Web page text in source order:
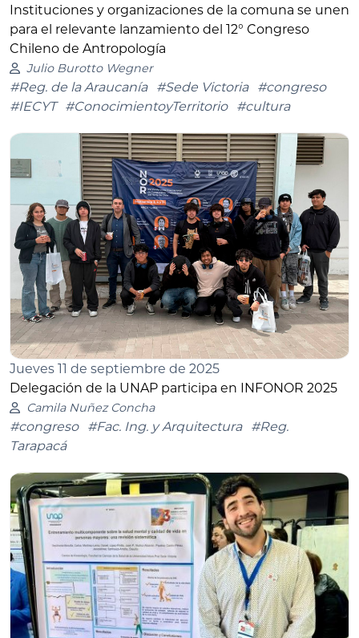
Instituciones y organizaciones de la comuna se unen
para el relevante lanzamiento del 12° Congreso
Chileno de Antropología
Julio Burotto Wegner
#Reg. de la Araucanía #Sede Victoria
#congreso
#IECYT
#ConocimientoyTerritorio #cultura
Jueves 11 de septiembre de 2025
Delegación de la UNAP participa en INFONOR 2025
Camila Nuñez Concha
#congreso #Fac. Ing. y Arquitectura
#Reg.
Tarapacá